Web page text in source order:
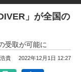
」が全国の
受取が可能に
貴 2022年12月1日 12:27